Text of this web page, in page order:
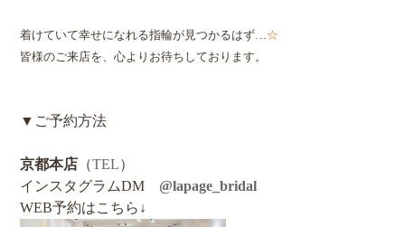
着けていて幸せになれる指輪が見つかるはず…☆
皆様のご来店を、心よりお待ちしております。
▼ご予約方法
京都本店 （TEL）
インスタグラムDM @lapage_bridal
WEB予約はこちら↓